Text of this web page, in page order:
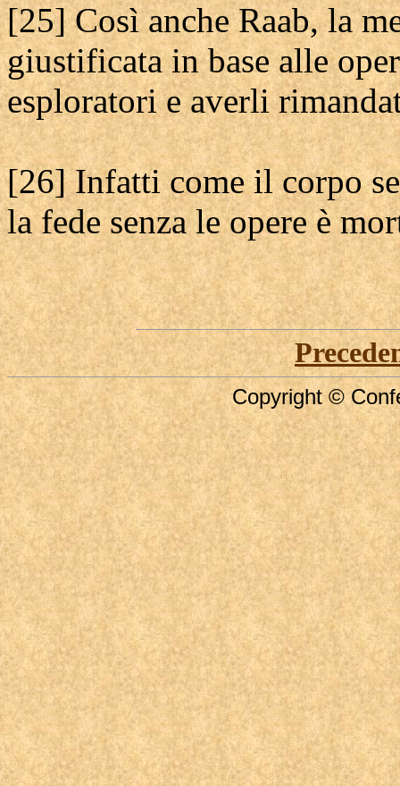
[25] Così anche Raab, la
giustificata in base alle
esploratori e averli
[26] Infatti come il corpo
la fede senza le opere è
Copyright ©